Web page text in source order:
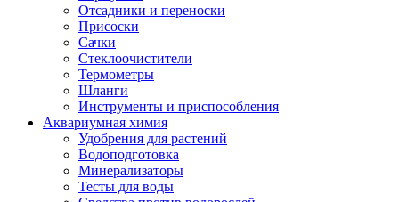
Отсадники и переноски
Присоски
Сачки
Стеклоочистители
Термометры
Шланги
Инструменты и приспособления
Аквариумная химия
Удобрения для растений
Водоподготовка
Минерализаторы
Тесты для воды